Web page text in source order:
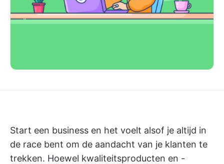
Start een business en het voelt alsof je altijd in
de race bent om de aandacht van je klanten te
trekken. Hoewel kwaliteitsproducten en -